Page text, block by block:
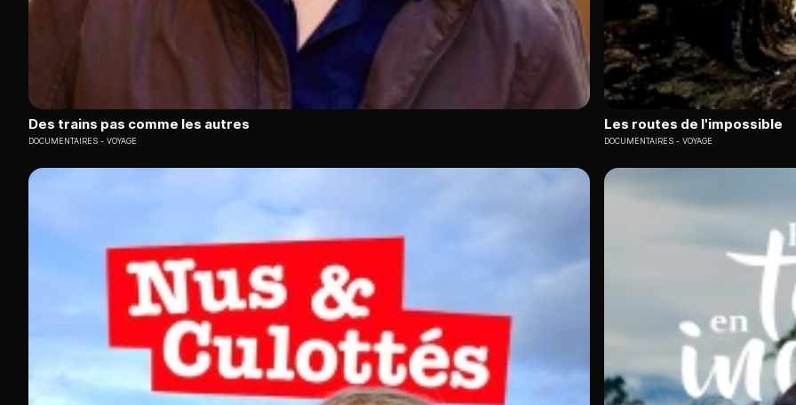
Des trains pas comme les autres
DOCUMENTAIRES VOYAGE
Les routes de l'impossible
DOCUMENTAIRES VOYAGE